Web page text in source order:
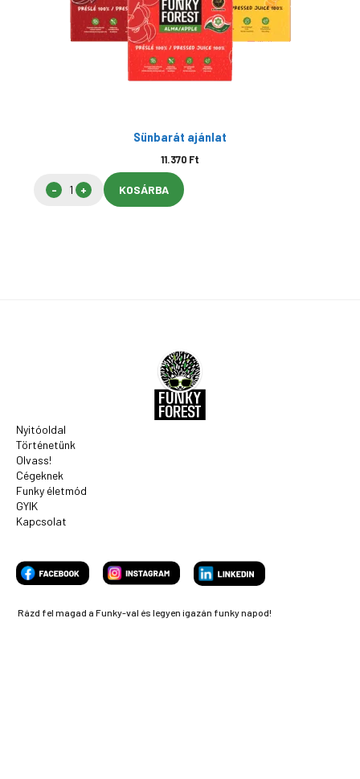
Sünbarát ajánlat
11.370 Ft
KOSÁRBA
Nyitóoldal
Történetünk
Olvass!
Cégeknek
Funky életmód
GYIK
Kapcsolat
Rázd fel magad a Funky-val és legyen igazán funky napod!